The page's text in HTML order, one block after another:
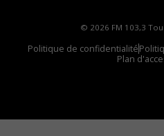
© 2026 FM 103,3
Politique de confidentialité
Plan